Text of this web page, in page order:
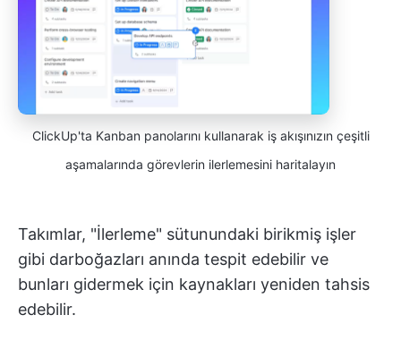
ClickUp'ta Kanban panolarını kullanarak iş akışınızın çeşitli
aşamalarında görevlerin ilerlemesini haritalayın
Takımlar, "İlerleme" sütunundaki birikmiş işler
gibi darboğazları anında tespit edebilir ve
bunları gidermek için kaynakları yeniden tahsis
edebilir.